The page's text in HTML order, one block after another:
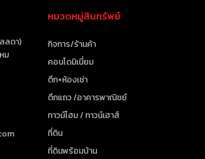
ลดา)
ม
หมวดหมู่สินทรัพย์
กิจการ/ร้านค้า
คอนโดมิเนี่ยม
ตึก+ห้องเช่า
ตึกแถว /อาคารพาณิชย์
ทาวน์โฮม / ทาวน์เฮาส์
ที่ดิน
ที่ดินพร้อมบ้าน